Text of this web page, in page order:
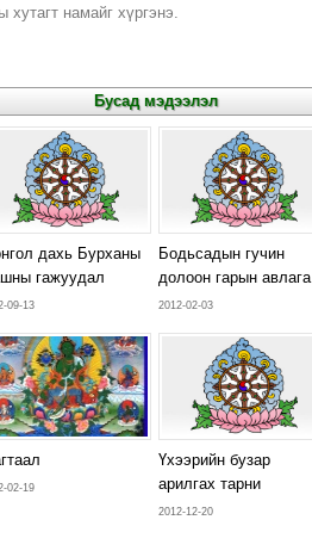
намайг хүргэнэ.
Бусад мэдээлэл
дахь Бурханы
гажуудал
09-13
Бодьсадын гучин
долоон гарын авлага
2012-02-03
02-19
Үхээрийн бузар
арилгах тарни
2012-12-20